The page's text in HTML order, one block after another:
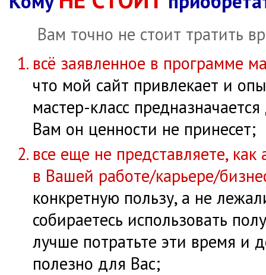
Вам точно не стоит тратить
всё заявленное в программе
что мой сайт привлекает и
мастер-класс
Вам он ценности не принесет;
все еще не представляете,
в Вашей работе/карьере/
конкретную пользу, а не
собираетесь использовать
лучше потратьте эти время и
полезно для Вас;